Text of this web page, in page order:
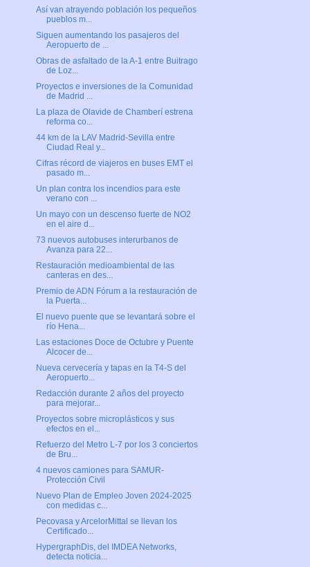
Así van atrayendo población los pequeños
pueblos m...
Siguen aumentando los pasajeros del
Aeropuerto de ...
Obras de asfaltado de la A-1 entre Buitrago
de Loz...
Proyectos e inversiones de la Comunidad
de Madrid ...
La plaza de Olavide de Chamberí estrena
reforma co...
44 km de la LAV Madrid-Sevilla entre
Ciudad Real y...
Cifras récord de viajeros en buses EMT el
pasado m...
Un plan contra los incendios para este
verano con ...
Un mayo con un descenso fuerte de NO2
en el aire d...
73 nuevos autobuses interurbanos de
Avanza para 22...
Restauración medioambiental de las
canteras en des...
Premio de ADN Fórum a la restauración de
la Puerta...
El nuevo puente que se levantará sobre el
río Hena...
Las estaciones Doce de Octubre y Puente
Alcocer de...
Nueva cervecería y tapas en la T4-S del
Aeropuerto...
Redacción durante 2 años del proyecto
para mejorar...
Proyectos sobre microplásticos y sus
efectos en el...
Refuerzo del Metro L-7 por los 3 conciertos
de Bru...
4 nuevos camiones para SAMUR-
Protección Civil
Nuevo Plan de Empleo Joven 2024-2025
con medidas c...
Pecovasa y ArcelorMittal se llevan los
Certificado...
HypergraphDis, del IMDEA Networks,
detecta noticia...